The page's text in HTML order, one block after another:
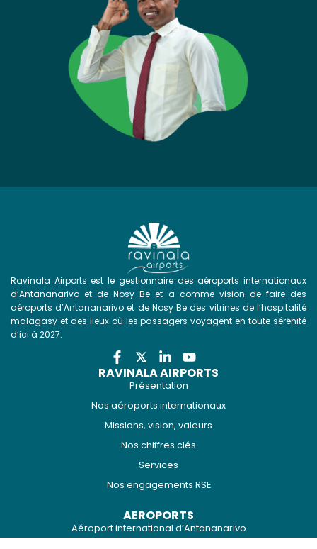
Ravinala Airports est le gestionnaire des aéroports internationaux
d’Antananarivo et de Nosy Be et a comme vision de faire des
aéroports d’Antananarivo et de Nosy Be des vitrines de l’hospitalité
malagasy et des lieux où les passagers voyagent en toute sérénité
d’ici à 2027.
RAVINALA AIRPORTS
Présentation
Nos aéroports internationaux
Missions, vision, valeurs
Nos chiffres clés
Services
Nos engagements RSE
AEROPORTS
Aéroport international d’Antananarivo